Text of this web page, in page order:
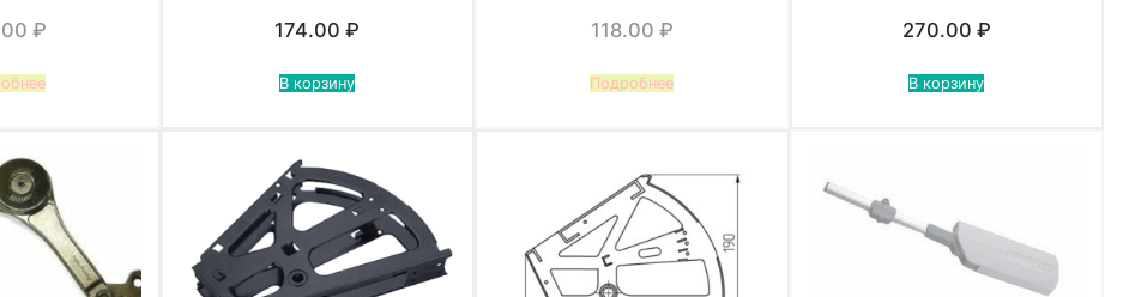
₽
174.00₽
В корзину
118.00 ₽
Подробнее
270.00 ₽
В корзину